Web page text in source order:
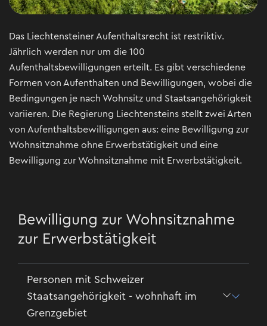
Das Liechtensteiner Aufenthaltsrecht ist restriktiv.
Jährlich werden nur um die 100
Aufenthaltsbewilligungen erteilt. Es gibt verschiedene
Formen von Aufenthalten und Bewilligungen, wobei die
Bedingungen je nach Wohnsitz und Staatsangehörigkeit
variieren. Die Regierung Liechtensteins stellt zwei Arten
von Aufenthaltsbewilligungen aus: eine Bewilligung zur
Wohnsitznahme ohne Erwerbstätigkeit und eine
Bewilligung zur Wohnsitznahme mit Erwerbstätigkeit.
Bewilligung zur Wohnsitznahme
zur Erwerbstätigkeit
Personen mit Schweizer
Staatsangehörigkeit - wohnhaft im
Grenzgebiet